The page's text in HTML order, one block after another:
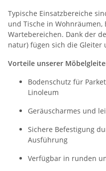
Typische Einsatzbereiche
und Tische in Wohnräumen,
Wartebereichen. Dank der
natur) fügen sich die
Vorteile unserer
Bodenschutz für
Linoleum
Geräuscharmes und
Sichere Befestigung
Ausführung
Verfügbar in runden